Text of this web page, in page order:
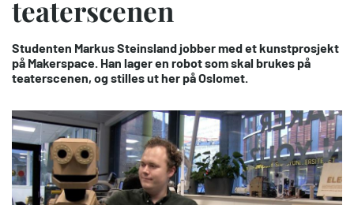
teaterscenen
Studenten Markus Steinsland jobber med et kunstprosjekt
på Makerspace. Han lager en robot som skal brukes på
teaterscenen, og stilles ut her på Oslomet.